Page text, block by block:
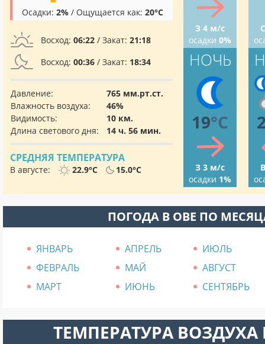
Осадки: 2% / Ощущается как: 20°C
Восход: 06:22 / Закат: 21:18
Восход: 00:36 / Закат: 18:34
Давление:
765 мм.рт.ст.
Влажность воздуха:
46%
Видимость:
10 км.
Длина светового дня:
14 ч. 56 мин.
СРЕДНЯЯ ТЕМПЕРАТУРА
В августе: 22.9°C 15.0°C
З 4 м/с
осадки 0%
НОЧЬ
19°C
З 3 м/с
осадки 1%
ПОГОДА В ОВЕ ПО
ЯНВАРЬ АПРЕЛЬ
ИЮЛЬ
ФЕВРАЛЬ
МАЙ
АВГУСТ
МАРТ
ИЮНЬ СЕНТЯБРЬ
ТЕМПЕРАТУРА ВОЗДУХА